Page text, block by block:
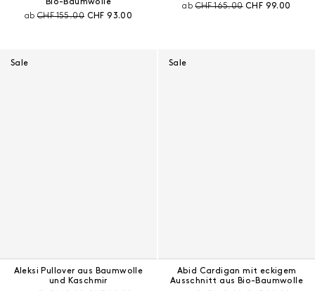
Bio-Baumwolle
abPreis vor Rabatt:
CHF 155.00 Aktueller Preis:
CHF 93.00
abPreis vor Rabatt:
CHF 165.00 Aktueller Preis:
CHF 99.00
Sale
Aleksi Pullover aus Baumwolle
und Kaschmir
Sale
Abid Cardigan mit eckigem
Ausschnitt aus Bio-Baumwolle